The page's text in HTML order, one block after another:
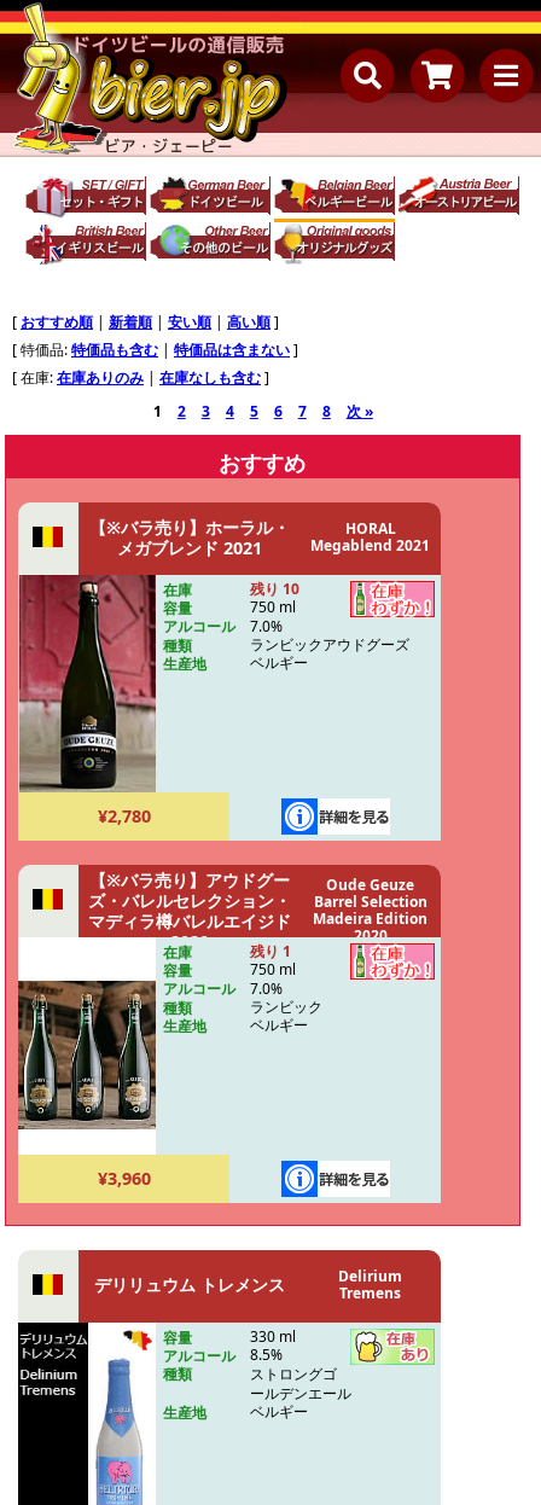
[ おすすめ順 | 新着順 | 安い順 | 高い順]
[ 特価品:特価品も含む | 特価品は含まない]
[ 在庫:在庫ありのみ | 在庫なしも含む]
1
2 3 4 5 6 7 8 次 »
おすすめ
【※バラ売り】ホーラル・
メガブレンド 2021
HORAL
Megablend 2021
在庫
残り 10
容量
750 ml
アルコール
7.0%
種類
ランビックアウドグーズ
生産地
ベルギー
¥2,780
【※バラ売り】アウドグー
ズ・バレルセレクション・
マディラ樽バレルエイジド
2020
Oude Geuze
Barrel Selection
Madeira Edition
2020
在庫
残り 1
容量
750 ml
アルコール
7.0%
種類
ランビック
生産地
ベルギー
¥3,960
デリリュウム トレメンス
Delirium
Tremens
容量
330 ml
アルコール
8.5%
種類
ストロングゴ
ールデンエール
生産地
ベルギー